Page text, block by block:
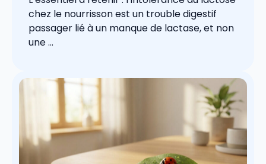
chez le nourrisson est un trouble digestif
passager lié à un manque de lactase, et non
une ...